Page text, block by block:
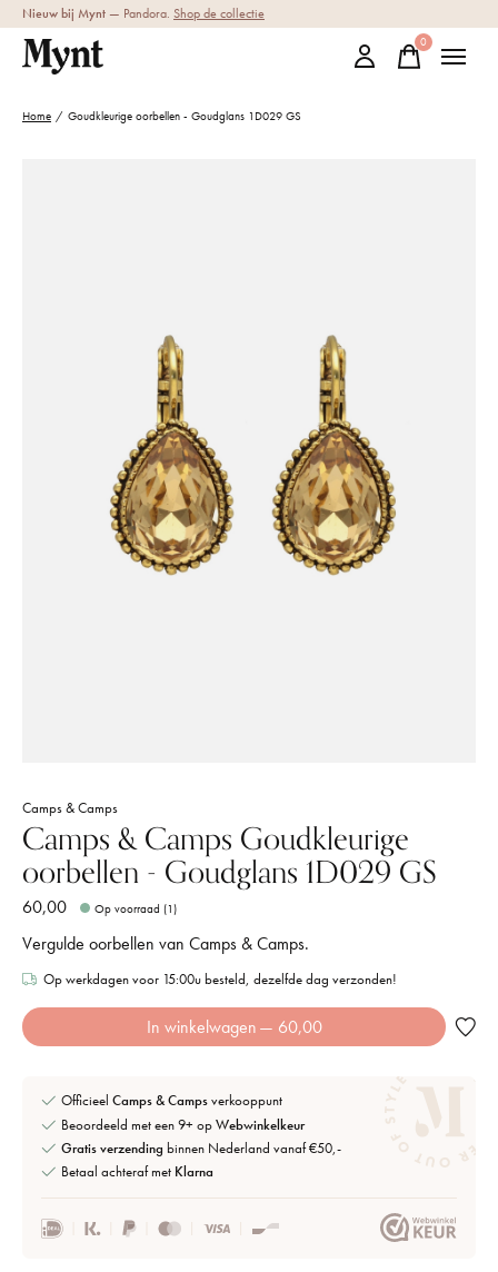
Nieuw bij Mynt — Pandora. Shop de collectie
0items
Home / Goudkleurige oorbellen - Goudglans 1D029 GS
Camps & Camps
Camps & Camps Goudkleurige
oorbellen - Goudglans 1D029 GS
60,00 Op voorraad (1)
Vergulde oorbellen van Camps & Camps.
Op werkdagen voor 15:00u besteld, dezelfde dag verzonden!
In winkelwagen — 60,00
Officieel Camps & Campsverkooppunt
Beoordeeld met een 9+ opWebwinkelkeur
Gratis verzending binnen Nederland vanaf €50,-
Betaal achteraf met Klarna